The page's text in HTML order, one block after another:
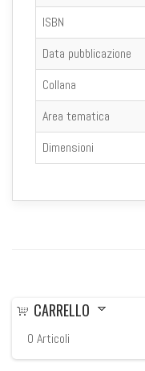
ISBN
Data pubblicazione
Collana
Area tematica
Dimensioni
CARRELLO
0 Articoli